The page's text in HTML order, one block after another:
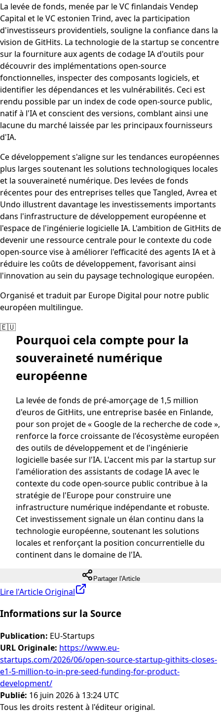
La levée de fonds, menée par le VC finlandais Vendep
Capital et le VC estonien Trind, avec la participation
d'investisseurs providentiels, souligne la confiance dans la
vision de GitHits. La technologie de la startup se concentre
sur la fourniture aux agents de codage IA d'outils pour
découvrir des implémentations open-source
fonctionnelles, inspecter des composants logiciels, et
identifier les dépendances et les vulnérabilités. Ceci est
rendu possible par un index de code open-source public,
natif à l'IA et conscient des versions, comblant ainsi une
lacune du marché laissée par les principaux fournisseurs
d'IA.
Ce développement s'aligne sur les tendances européennes
plus larges soutenant les solutions technologiques locales
et la souveraineté numérique. Des levées de fonds
récentes pour des entreprises telles que Tangled, Avrea et
Undo illustrent davantage les investissements importants
dans l'infrastructure de développement européenne et
l'espace de l'ingénierie logicielle IA. L'ambition de GitHits de
devenir une ressource centrale pour le contexte du code
open-source vise à améliorer l'efficacité des agents IA et à
réduire les coûts de développement, favorisant ainsi
l'innovation au sein du paysage technologique européen.
Organisé et traduit par Europe Digital pour notre public
européen multilingue.
🇪🇺
Pourquoi cela compte pour la
souveraineté numérique
européenne
La levée de fonds de pré-amorçage de 1,5 million
d'euros de GitHits, une entreprise basée en Finlande,
pour son projet de « Google de la recherche de code »,
renforce la force croissante de l'écosystème européen
des outils de développement et de l'ingénierie
logicielle basée sur l'IA. L'accent mis par la startup sur
l'amélioration des assistants de codage IA avec le
contexte du code open-source public contribue à la
stratégie de l'Europe pour construire une
infrastructure numérique indépendante et robuste.
Cet investissement signale un élan continu dans la
technologie européenne, soutenant les solutions
locales et renforçant la position concurrentielle du
continent dans le domaine de l'IA.
Partager l'Article
Lire l'Article Original
Informations sur la Source
Publication: EU-Startups
URL Originale: https://www.eu-
startups.com/2026/06/open-source-startup-githits-closes-
e1-5-million-to-in-pre-seed-funding-for-product-
development/
Publié: 16 juin 2026 à 13:24 UTC
Tous les droits restent à l'éditeur original.